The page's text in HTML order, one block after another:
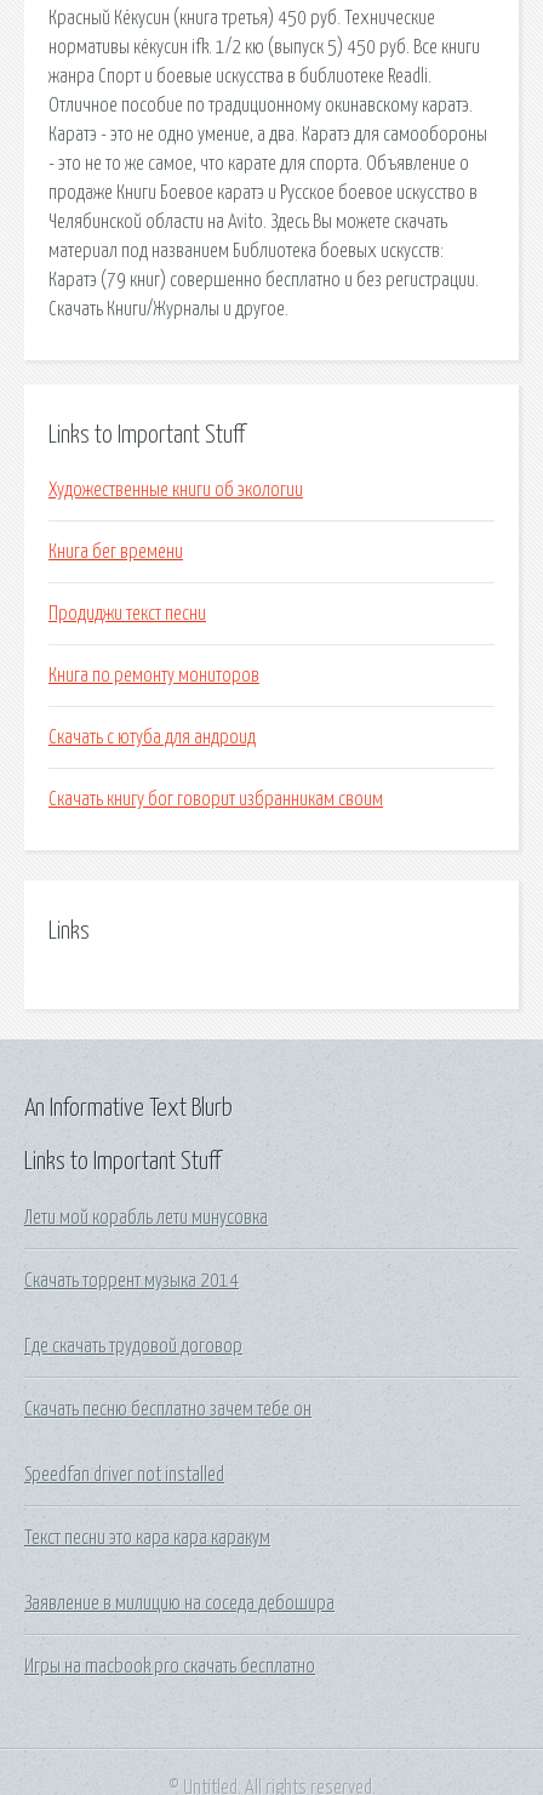
Красный Кёкусин (книга третья) 450 руб. Технические
нормативы кёкусин ifk. 1/2 кю (выпуск 5) 450 руб. Все книги
жанра Спорт и боевые искусства в библиотеке Readli.
Отличное пособие по традиционному окинавскому каратэ.
Каратэ - это не одно умение, а два. Каратэ для самообороны
- это не то же самое, что карате для спорта. Объявление о
продаже Книги Боевое каратэ и Русское боевое искусство в
Челябинской области на Avito. Здесь Вы можете скачать
материал под названием Библиотека боевых искусств:
Каратэ (79 книг) совершенно бесплатно и без регистрации.
Скачать Книги/Журналы и другое.
Links to Important Stuff
Художественные книги об экологии
Книга бег времени
Продиджи текст песни
Книга по ремонту мониторов
Скачать с ютуба для андроид
Скачать книгу бог говорит избранникам своим
Links
Links to Important Stuff
Лети мой корабль лети минусовка
Скачать торрент музыка 2014
Где скачать трудовой договор
Скачать песню бесплатно зачем тебе он
Speedfan driver not installed
Текст песни это кара кара каракум
Заявление в милицию на соседа дебошира
Игры на macbook pro скачать бесплатно
An Informative Text Blurb
© Untitled. All rights reserved.